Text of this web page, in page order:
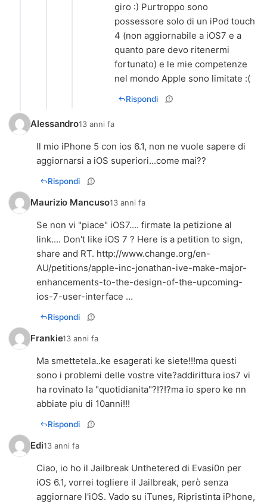
giro :) Purtroppo sono
possessore solo di un iPod touch
4 (non aggiornabile a iOS7 e a
quanto pare devo ritenermi
fortunato) e le mie competenze
nel mondo Apple sono limitate :(
Rispondi
Alessandro13 anni fa
Il mio iPhone 5 con ios 6.1, non ne vuole sapere di
aggiornarsi a iOS superiori...come mai??
Rispondi
Maurizio Mancuso13 anni fa
Se non vi "piace" iOS7.... firmate la petizione al
link.... Don't like iOS 7 ? Here is a petition to sign,
share and RT. http://www.change.org/en-
AU/petitions/apple-inc-jonathan-ive-make-major-
enhancements-to-the-design-of-the-upcoming-
ios-7-user-interface …
Rispondi
Frankie13 anni fa
Ma smettetela..ke esagerati ke siete!!!ma questi
sono i problemi delle vostre vite?addirittura ios7 vi
ha rovinato la "quotidianita"?!?!?ma io spero ke nn
abbiate piu di 10anni!!!
Rispondi
Edi13 anni fa
Ciao, io ho il Jailbreak Unthetered di Evasi0n per
iOS 6.1, vorrei togliere il Jailbreak, però senza
aggiornare l'iOS. Vado su iTunes, Ripristinta iPhone,